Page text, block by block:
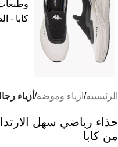
الرئيسية ازياء وموضة أزياء
حذاء رياضي سهل
من كابا